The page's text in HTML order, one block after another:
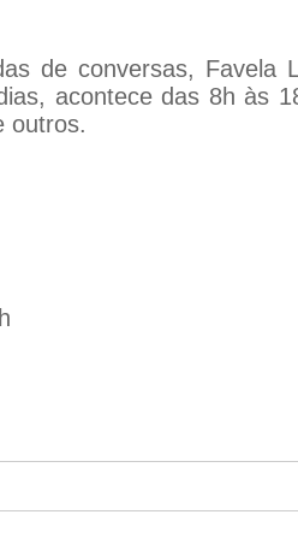
de conversas, Favela
acontece das 8h às
outros.